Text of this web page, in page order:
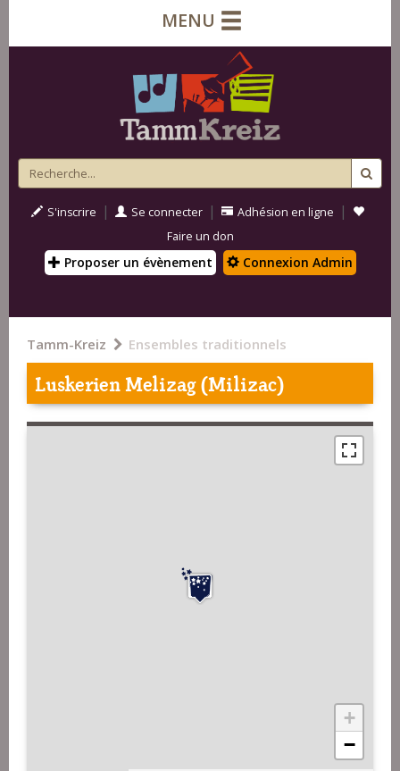
MENU
S'inscrire | Se connecter | Adhésion en ligne |
Faire un don
Proposer un évènement Connexion Admin
Tamm-Kreiz Ensembles traditionnels
Luskerien Melizag (Milizac)
+
−